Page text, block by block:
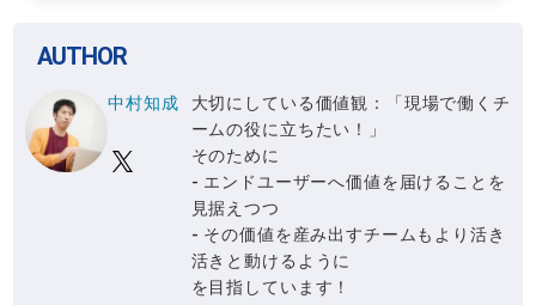
AUTHOR
中村知成
大切にしている価値観：「現場で働くチ
ームの役に立ちたい！」
そのために
- エンドユーザーへ価値を届けることを
見据えつつ
- その価値を産み出すチームもより活き
活きと動けるように
を目指しています！